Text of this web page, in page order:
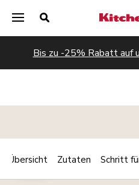
Bis zu -25% Rabatt auf
WARM
Übersicht Zutaten Schritt